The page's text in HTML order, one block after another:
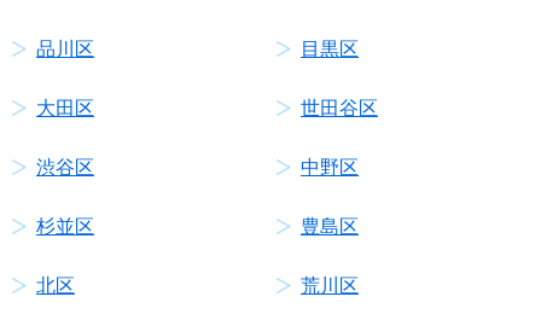
品川区 目黒区
大田区 世田谷区
渋谷区 中野区
杉並区 豊島区
北区 荒川区